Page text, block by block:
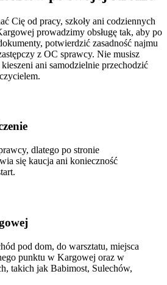
Cię od pracy, szkoły ani codziennych
prowadzimy obsługę tak, aby po
potwierdzić zasadność najmu
z OC sprawcy. Nie musisz
ani samodzielnie przechodzić
dlatego po stronie
się kaucja ani konieczność
pod dom, do warsztatu, miejsca
punktu w Kargowej oraz w
takich jak Babimost, Sulechów,